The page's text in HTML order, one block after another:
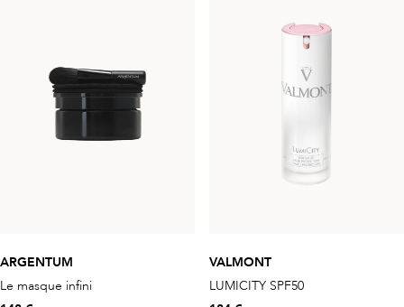
ARGENTUM
Le masque infini
VALMONT
LUMICITY SPF50